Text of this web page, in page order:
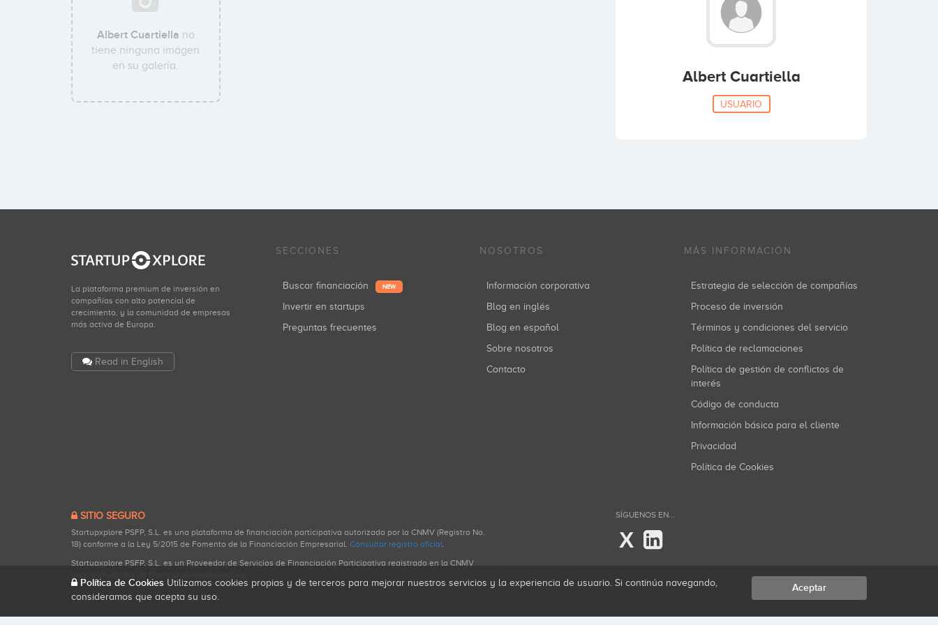
Albert Cuartiella no
tiene ninguna imágen
en su galería.
Albert Cuartiella
USUARIO
La plataforma premium de inversión en
compañías con alto potencial de
crecimiento, y la comunidad de empresas
más activa de Europa.
Read in English
SECCIONES
Buscar financiación NEW
Invertir en startups
Preguntas frecuentes
NOSOTROS
Información corporativa
Blog en inglés
Blog en español
Sobre nosotros
Contacto
MÁS INFORMACIÓN
Estrategia de selección de compañías
Proceso de inversión
Términos y condiciones del servicio
Política de reclamaciones
Política de gestión de conflictos de
interés
Código de conducta
Información básica para el cliente
Privacidad
Política de Cookies
SITIO SEGURO
Startupxplore PSFP, S.L. es una plataforma de financiación participativa autorizada por la CNMV (Registro No.
18) conforme a la Ley 5/2015 de Fomento de la Financiación Empresarial. Consultar registro oficial.
Startupxplore PSFP, S.L. es un Proveedor de Servicios de Financiación Participativa registrado en la CNMV
SÍGUENOS EN...
X
Política de Cookies Utilizamos cookies propias y de terceros para mejorar nuestros servicios y la experiencia de usuario. Si continúa navegando,
consideramos que acepta su uso.
Aceptar